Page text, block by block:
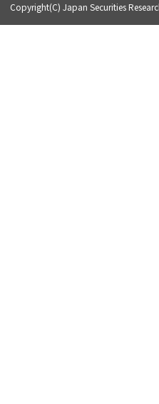
Copyright(C) Japan Securities